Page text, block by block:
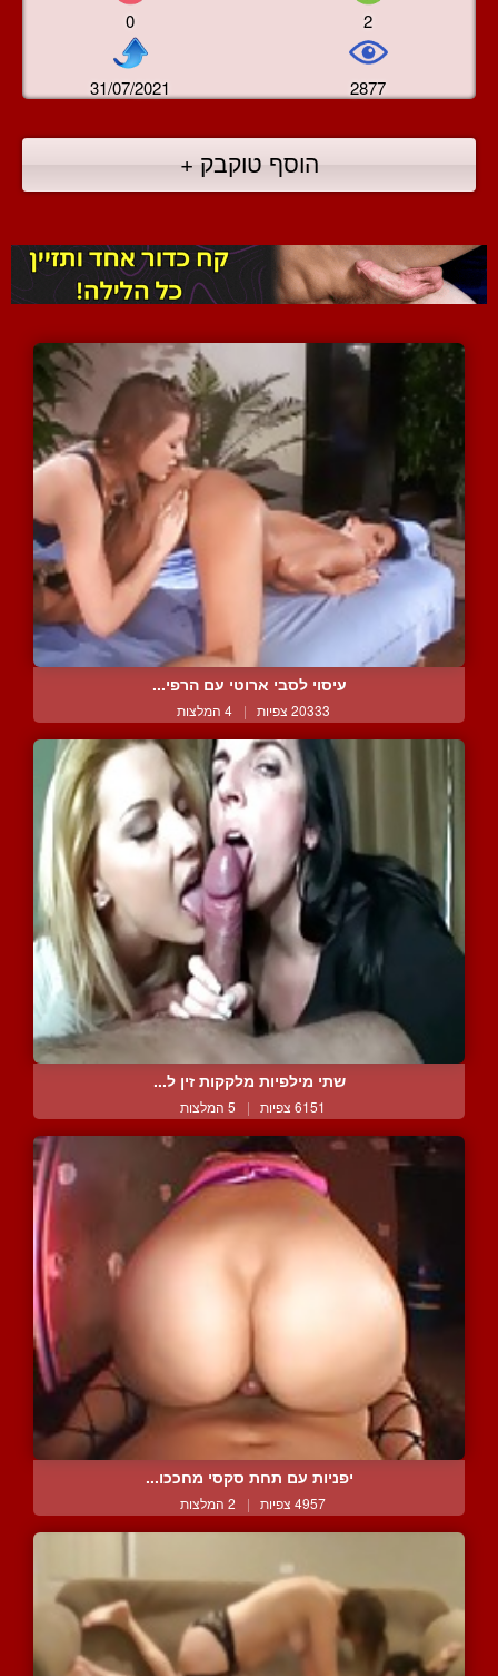
0 2
31/07/2021 2877
הוסף טוקבק +
עיסוי לסבי ארוטי עם הרפי...
20333 צפיות | 4 המלצות
שתי מילפיות מלקקות זין ל...
6151 צפיות | 5 המלצות
יפניות עם תחת סקסי מחככו...
4957 צפיות | 2 המלצות